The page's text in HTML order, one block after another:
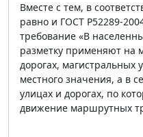
Вместе с тем, в
равно и ГОСТ Р52289-
требование «В
разметку применяют на
дорогах, магистральных
местного значения, а в
улицах и дорогах, по
движение маршрутных